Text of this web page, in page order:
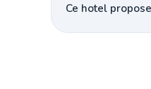
Ce hotel